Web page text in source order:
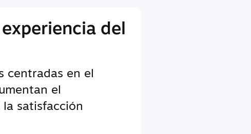
del
centradas en el
el
satisfacción